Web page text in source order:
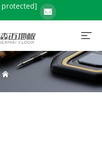
[email protected]